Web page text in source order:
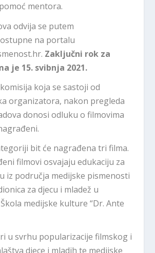
mentora.
odvija se putem
na portalu
Zaključni rok za
je 15. svibnja 2021.
koja se sastoji od
organizatora, nakon pregleda
donosi odluku o filmovima
bit će nagrađena tri filma.
filmovi osvajaju edukaciju za
iz područja medijske pismenosti
za djecu i mladež u
medijske kulture “Dr. Ante
u svrhu popularizacije filmskog i
djece i mladih te medijske